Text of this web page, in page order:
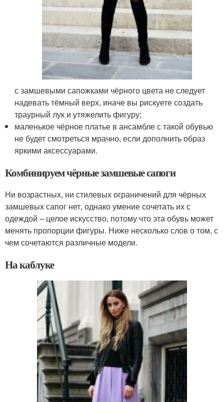
с замшевыми сапожками чёрного цвета не следует
надевать тёмный верх, иначе вы рискуете создать
траурный лук и утяжелить фигуру;
маленькое чёрное платье в ансамбле с такой обувью
не будет смотреться мрачно, если дополнить образ
яркими аксессуарами.
Комбинируем чёрные замшевые сапоги
Ни возрастных, ни стилевых ограничений для чёрных
замшевых сапог нет, однако умение сочетать их с
одеждой – целое искусство, потому что эта обувь может
менять пропорции фигуры. Ниже несколько слов о том, с
чем сочетаются различные модели.
На каблуке